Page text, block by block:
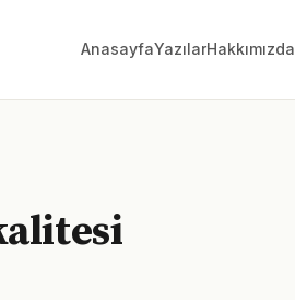
AnasayfaYazılarHakkımızda